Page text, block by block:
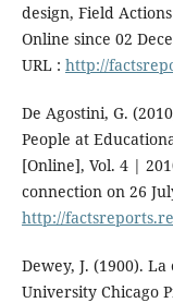
design, Field
Online since 02
URL : http://
De Agostini, G.
People at
[Online], Vol. 4 |
connection on 26
http://
Dewey, J. (1900).
University Chicago